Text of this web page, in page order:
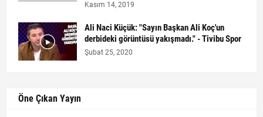
Kasım 14, 2019
Ali Naci Küçük: "Sayın Başkan Ali Koç'un
derbideki görüntüsü yakışmadı." - Tivibu Spor
Şubat 25, 2020
Öne Çıkan Yayın